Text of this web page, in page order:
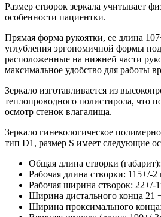
Размер створок зеркала учитывает
особенности пациентки.
Прямая форма рукоятки, ее длина
углубления эргономичной формы
расположенные на нижней части
максимальное удобство для работы
Зеркало изготавливается из
теплопроводного полистирола, что
осмотр стенок влагалища.
Зеркало гинекологическое
тип D1, размер S имеет следующие
Общая длина створки
Рабочая длина створки: 115+/-2
Рабочая ширина створок: 22+/-
Ширина дистального конца 21
Ширина проксимального